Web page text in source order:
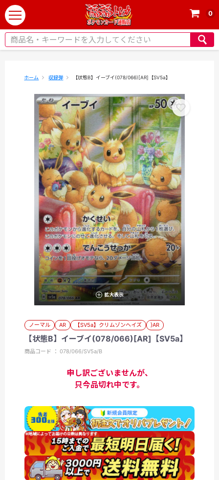
t
o
g
0
ホーム 収録弾 【状態B】イーブイ(078/066)[AR]【SV5a】
拡大表示
ノーマル AR 【SV5a】クリムゾンヘイズ }AR
【状態B】イーブイ(078/066)[AR]【SV5a】
商品コード ： 078/066/SV5a/B
申し訳ございませんが、
只今品切れ中です。